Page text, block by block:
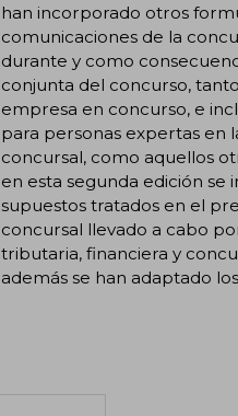
han incorporado otros
comunicaciones de la
durante y como
conjunta del concurso,
empresa en concurso, e
para personas expertas en
concursal, como aquellos
en esta segunda edición
supuestos tratados en el
concursal llevado a cabo
tributaria, financiera y
además se han adaptado